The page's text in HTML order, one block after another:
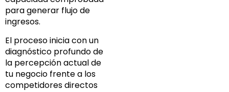
para generar flujo de
ingresos.
El proceso inicia con un
diagnóstico profundo de
la percepción actual de
tu negocio frente a los
competidores directos